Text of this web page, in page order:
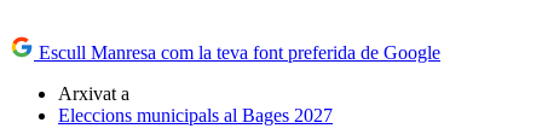
Escull Manresa com la teva font preferida de Google
Arxivat a
Eleccions municipals al Bages 2027